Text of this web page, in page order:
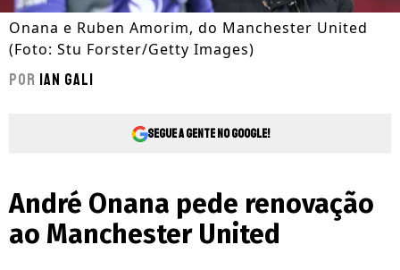
Onana e Ruben Amorim, do Manchester United
(Foto: Stu Forster/Getty Images)
Por Ian Gali
Segue a gente no Google!
André Onana pede renovação
ao Manchester United